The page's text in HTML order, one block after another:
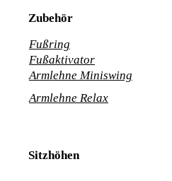
Zubehör
Fußring
Fußaktivator
Armlehne Miniswing
Armlehne Relax
Sitzhöhen